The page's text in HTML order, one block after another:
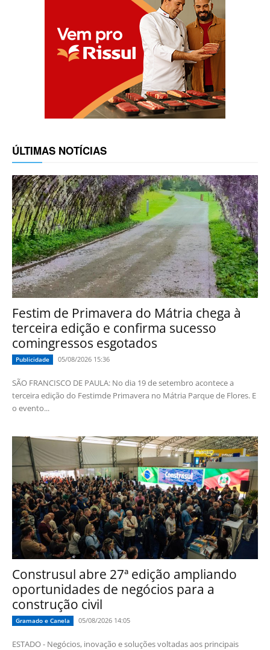
ÚLTIMAS NOTÍCIAS
Festim de Primavera do Mátria chega à
terceira edição e confirma sucesso
comingressos esgotados
Publicidade 05/08/2026 15:36
SÃO FRANCISCO DE PAULA: No dia 19 de setembro acontece a
terceira edição do Festimde Primavera no Mátria Parque de Flores. E
o evento...
Construsul abre 27ª edição ampliando
oportunidades de negócios para a
construção civil
Gramado e Canela 05/08/2026 14:05
ESTADO - Negócios, inovação e soluções voltadas aos principais